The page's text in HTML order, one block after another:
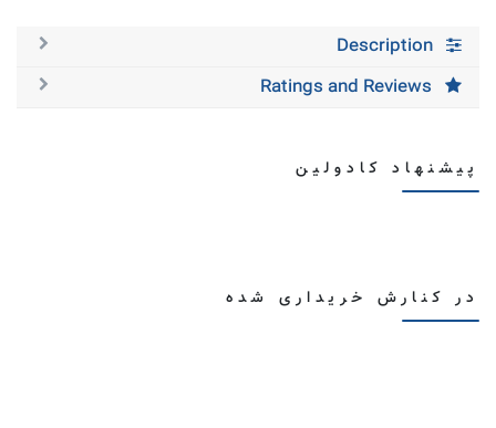
Description
Ratings and Reviews
پیشنهاد کادولین
در کنارش خریداری شده